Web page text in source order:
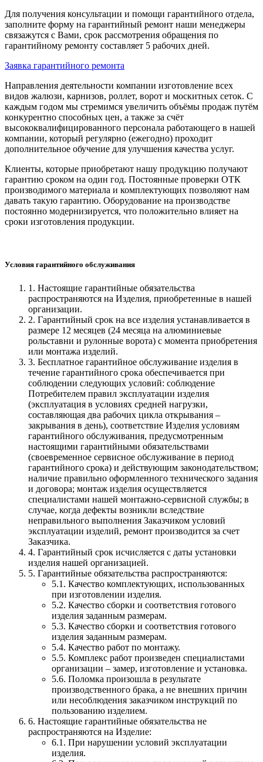
Для получения консультации и помощи гарантийного отдела,
заполните форму на гарантийный ремонт наши менеджеры
связажутся с Вами, срок рассмотрения обращения по
гарантийному ремонту составляет 5 рабочих дней.
Заявка гарантийного ремонта
Направления деятельности компании изготовление всех
видов жалюзи, карнизов, роллет, ворот и москитных сеток. С
каждым годом мы стремимся увеличить объёмы продаж путём
конкурентно способных цен, а также за счёт
высококвалифицированного персонала работающего в нашей
компании, который регулярно (ежегодно) проходит
дополнительное обучение для улучшения качества услуг.
Клиенты, которые приобретают нашу продукцию получают
гарантию сроком на один год. Постоянные проверки ОТК
производимого материала и комплектующих позволяют нам
давать такую гарантию. Оборудование на производстве
постоянно модернизируется, что положительно влияет на
сроки изготовления продукции.
Условия гарантийного обслуживания
1. Настоящие гарантийные обязательства
распространяются на Изделия, приобретенные в нашей
организации.
2. Гарантийный срок на все изделия устанавливается в
размере 12 месяцев (24 месяца на алюминиевые
рольставни и рулонные ворота) с момента приобретения
или монтажа изделий.
3. Бесплатное гарантийное обслуживание изделия в
течение гарантийного срока обеспечивается при
соблюдении следующих условий: соблюдение
Потребителем правил эксплуатации изделия
(эксплуатация в условиях средней нагрузки,
составляющая два рабочих цикла открывания –
закрывания в день), соответствие Изделия условиям
гарантийного обслуживания, предусмотренным
настоящими гарантийными обязательствами
(своевременное сервисное обслуживание в период
гарантийного срока) и действующим законодательством;
наличие правильно оформленного технического задания
и договора; монтаж изделия осуществляется
специалистами нашей монтажно-сервисной службы; в
случае, когда дефекты возникли вследствие
неправильного выполнения Заказчиком условий
эксплуатации изделий, ремонт производится за счет
Заказчика.
4. Гарантийный срок исчисляется с даты установки
изделия нашей организацией.
5. Гарантийные обязательства распространяются:
5.1. Качество комплектующих, использованных
при изготовлении изделия.
5.2. Качество сборки и соответствия готового
изделия заданным размерам.
5.3. Качество сборки и соответствия готового
изделия заданным размерам.
5.4. Качество работ по монтажу.
5.5. Комплекс работ произведен специалистами
организации – замер, изготовление и установка.
5.6. Поломка произошла в результате
производственного брака, а не внешних причин
или несоблюдения заказчиком инструкций по
пользованию изделием.
6. Настоящие гарантийные обязательства не
распространяются на Изделие:
6.1. При нарушении условий эксплуатации
изделия.